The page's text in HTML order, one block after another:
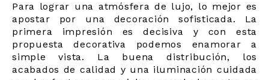
Para lograr una atmósfera de lujo, lo mejor es
apostar por una decoración sofisticada. La
primera impresión es decisiva y con esta
propuesta decorativa podemos enamorar a
simple vista. La buena distribución, los
acabados de calidad y una iluminación cuidada